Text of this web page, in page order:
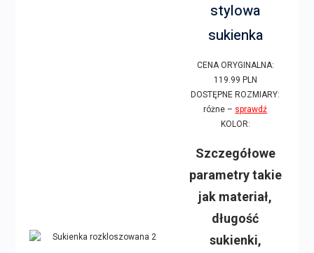
stylowa
sukienka
CENA ORYGINALNA:
119.99 PLN
DOSTĘPNE ROZMIARY:
różne – sprawdź
KOLOR:
Szczegółowe
parametry takie
jak materiał,
długość
sukienki,